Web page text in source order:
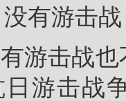
有游击
游击战也
日游击战